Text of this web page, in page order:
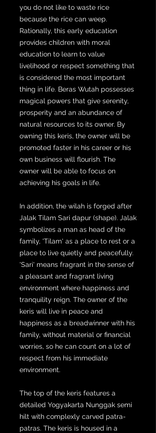
you do not like to waste rice
because the rice can weep.
Rationally, this early education
provides children with moral
education to learn to value
livelihood or respect something that
is considered the most important
thing in life. Beras Wutah possesses
magical powers that give serenity,
prosperity and an abundance of
natural resources to its owner. By
owning this keris, the owner will be
promoted faster in his career or his
own business will flourish. The
owner will be able to focus on
achieving his goals in life.
In addition, the wilah is forged after
Jalak Tilam Sari dapur (shape). Jalak
symbolizes a man as head of the
family, 'Tilam' as a place to rest or a
place to live quietly and peacefully.
'Sari' means fragrant in the sense of
a pleasant and fragrant living
environment where happiness and
tranquility reign. The owner of the
keris will live in peace and
happiness as a breadwinner with his
family, without material or financial
worries, so he can count on a lot of
respect from his immediate
environment.
The top of the keris features a
detailed Yogyakarta Nunggak semi
hilt with complexly carved patra-
patras. The keris is housed in a